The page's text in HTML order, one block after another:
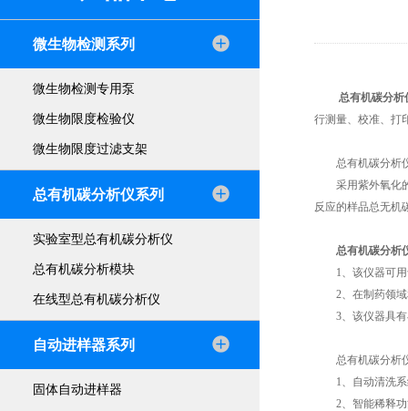
微生物检测系列
微生物检测专用泵
微生物限度检验仪
微生物限度过滤支架
总有机碳分析仪系列
实验室型总有机碳分析仪
总有机碳分析模块
在线型总有机碳分析仪
自动进样器系列
固体自动进样器
总有机碳分析
行测量、校准、打
总有机碳分析
采用紫外氧化的
反应的样品总无机
总有机碳分析
1、该仪器可用
2、在制药领域
3、该仪器具有
总有机碳分析
1、自动清洗系
2、智能稀释功